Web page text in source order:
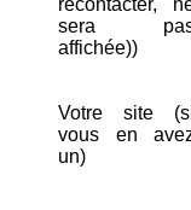
recontacter,
sera
affichée))
Votre site
vous en
un)